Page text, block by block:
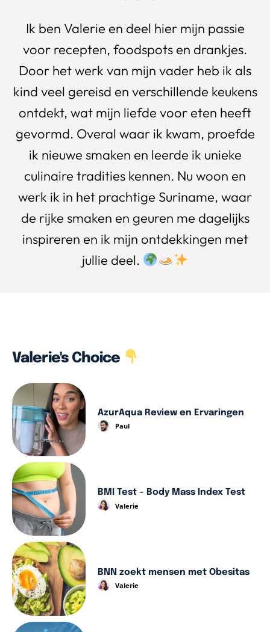
Ik ben Valerie en deel hier mijn passie
voor recepten, foodspots en drankjes.
Door het werk van mijn vader heb ik als
kind veel gereisd en verschillende keukens
ontdekt, wat mijn liefde voor eten heeft
gevormd. Overal waar ik kwam, proefde
ik nieuwe smaken en leerde ik unieke
culinaire tradities kennen. Nu woon en
werk ik in het prachtige Suriname, waar
de rijke smaken en geuren me dagelijks
inspireren en ik mijn ontdekkingen met
jullie deel.
Valerie's Choice
AzurAqua Review en Ervaringen
Paul
BMI Test – Body Mass Index Test
Valerie
BNN zoekt mensen met Obesitas
Valerie